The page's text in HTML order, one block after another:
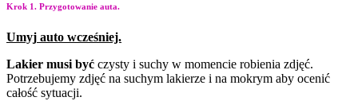
Krok 1. Przygotowanie auta.
Umyj auto wcześniej.
Lakier musi być czysty i suchy w momencie robienia zdjęć.
Potrzebujemy zdjęć na suchym lakierze i na mokrym aby ocenić
całość sytuacji.